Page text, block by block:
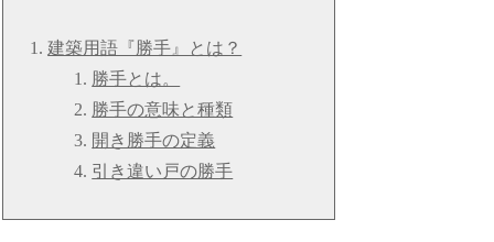
建築用語『勝手』とは？
勝手とは。
勝手の意味と種類
開き勝手の定義
引き違い戸の勝手